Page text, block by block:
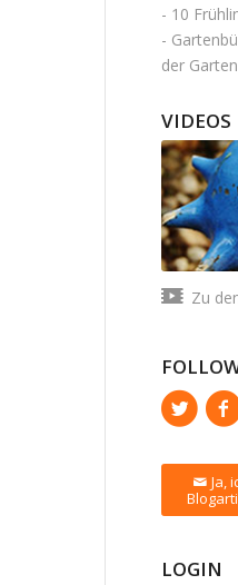
- 10
-
der
VIDEOS
Zu
Ja,
LOGIN